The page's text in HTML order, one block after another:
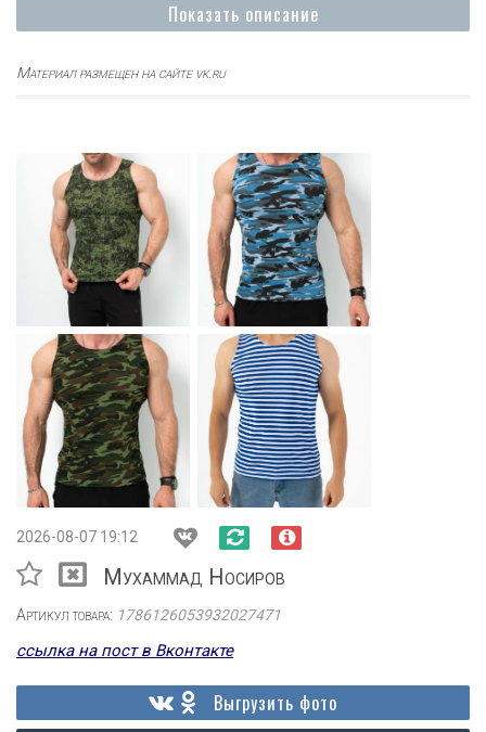
Показать описание
Материал размещен на сайте vk.ru
2026-08-07 19:12
Мухаммад Носиров
Артикул товара: 1786126053932027471
ссылка на пост в Вконтакте
Выгрузить фото